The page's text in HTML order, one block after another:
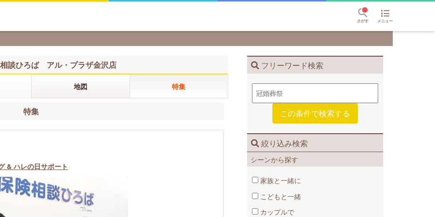
さがす メニュー
フリーワード検索
絞り込み検索
シーンから探す
家族と一緒に
こどもと一緒
カップルで
談ひろば アル・プラザ金沢店
地図 特集
特集
& ハレの日サポート